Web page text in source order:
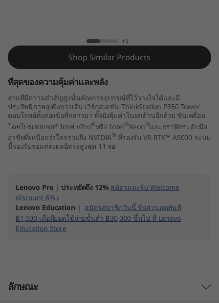
o
n
P
e
+5
Shop Similar Products
ที่สุดของความคุ้มค่าและพลัง
งานที่มีความสำคัญสูงนั้นต้องการอุปกรณ์ที่ไว้วางใจได้และมี
ประสิทธิภาพสูงยิ่งกว่าเดิม เวิร์กสเตชัน ThinkStation P350 Tower
ตอบโจทย์ทั้งสองข้อที่กล่าวมา ทั้งยังคุ้มค่าในทุกด้านอีกด้วย ขับเคลื่อน
โดยโปรเซสเซอร์ Intel vPro®หรือ Intel®Xeon®และกราฟิกระดับมือ
อาชีพที่เหนือกว่าใครรวมถึง NVIDIA® ที่รองรับ VR RTX™ A5000 ระบบ
นี้รองรับจอแสดงผลอิสระสูงสุด 11 จอ
Lenovo Pro | ประหยัดถึง 12% สมัครและรับ Welcome
discount 6% ›
Lenovo Education | สมัครสมาชิกวันนี้ รับส่วนลดทันที
฿1,500 เมื่อมียอดใช้จ่ายขั้นต่ำ ฿30,000 ขึ้นไป ที่ Lenovo
Education Store
ลักษณะ